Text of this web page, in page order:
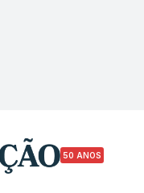
50 ANOS